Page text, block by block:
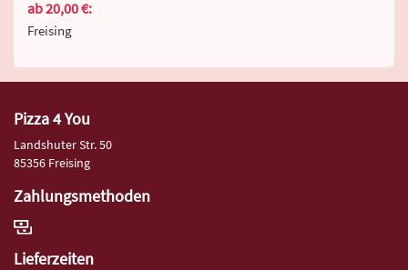
ab 20,00 €:
Freising
Pizza 4 You
Landshuter Str. 50
85356 Freising
Zahlungsmethoden
Lieferzeiten